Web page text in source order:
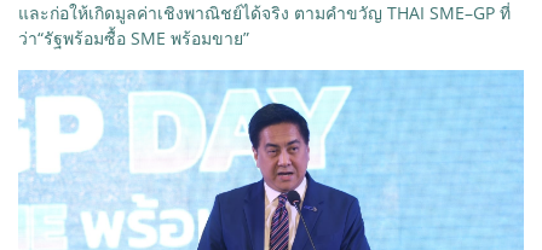
และก่อให้เกิดมูลค่าเชิงพาณิชย์ได้จริง ตามคำขวัญ THAI SME–GP ที่
ว่า“รัฐพร้อมซื้อ SME พร้อมขาย”